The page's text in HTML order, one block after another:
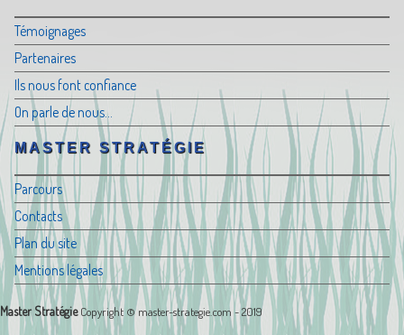
Témoignages
Partenaires
Ils nous font confiance
On parle de nous...
MASTER STRATÉGIE
Parcours
Contacts
Plan du site
Mentions légales
Master StratégieCopyright © master-strategie.com - 2019